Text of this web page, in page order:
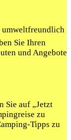
umweltfreundlich
Sie Ihren
und Angebote
Sie auf „Jetzt
zu
Tipps zu